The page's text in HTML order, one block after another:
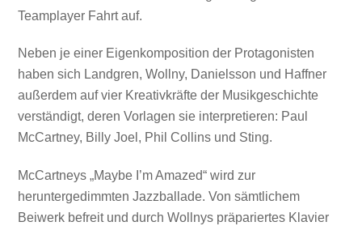
Teamplayer Fahrt auf.
Neben je einer Eigenkomposition der Protagonisten
haben sich Landgren, Wollny, Danielsson und Haffner
außerdem auf vier Kreativkräfte der Musikgeschichte
verständigt, deren Vorlagen sie interpretieren: Paul
McCartney, Billy Joel, Phil Collins und Sting.
McCartneys „Maybe I’m Amazed“ wird zur
heruntergedimmten Jazzballade. Von sämtlichem
Beiwerk befreit und durch Wollnys präpariertes Klavier